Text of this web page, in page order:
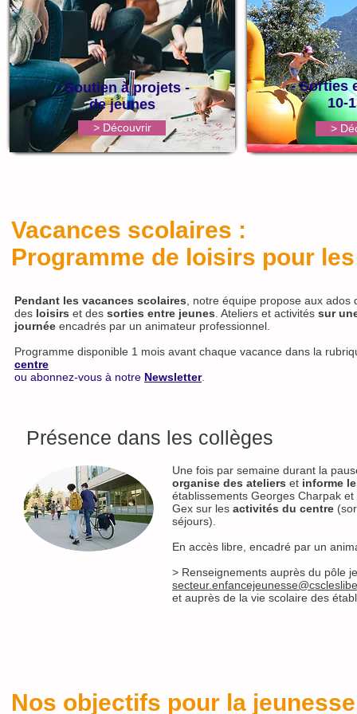
- Soutien à projets -
de jeunes
> Découvrir
- Sorties
10-
>
Vacances scolaires :
Programme de loisirs pour
Pendant les vacances scolaires , notre équipe propose aux ados
des loisirs et des sorties entre jeunes . Ateliers et activités sur
journée encadrés par un animateur professionnel.
Programme disponible 1 mois avant chaque vacance dans la
centre
ou abonnez-vous à notre Newsletter.
Présence dans les collèges
Une fois par semaine durant la
organise des ateliers et informe
établissements Georges Charpak
Gex sur les activités du centre
séjours).
En accès libre, encadré par un
> Renseignements auprès du pôle
et auprès de la vie scolaire des
Nos objectifs pour la jeunesse